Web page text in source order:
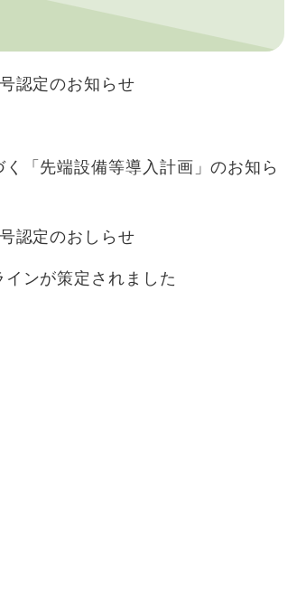
認定のお知らせ
「先端設備等導入計画」のお知ら
認定のおしらせ
ンが策定されました